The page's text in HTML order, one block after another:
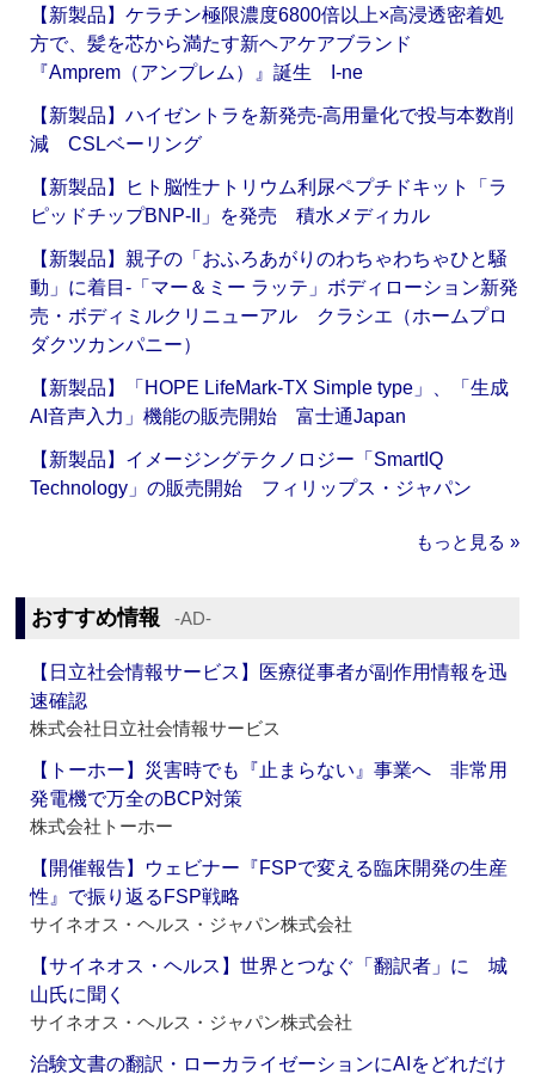
【新製品】ケラチン極限濃度6800倍以上×高浸透密着処
方で、髪を芯から満たす新ヘアケアブランド
『Amprem（アンプレム）』誕生 I-ne
【新製品】ハイゼントラを新発売‐高用量化で投与本数削
減 CSLベーリング
【新製品】ヒト脳性ナトリウム利尿ペプチドキット「ラ
ピッドチップBNP-II」を発売 積水メディカル
【新製品】親子の「おふろあがりのわちゃわちゃひと騒
動」に着目‐「マー＆ミー ラッテ」ボディローション新発
売・ボディミルクリニューアル クラシエ（ホームプロ
ダクツカンパニー）
【新製品】「HOPE LifeMark-TX Simple type」、「生成
AI音声入力」機能の販売開始 富士通Japan
【新製品】イメージングテクノロジー「SmartIQ
Technology」の販売開始 フィリップス・ジャパン
もっと見る »
おすすめ情報 ‐AD‐
【日立社会情報サービス】医療従事者が副作用情報を迅
速確認
株式会社日立社会情報サービス
【トーホー】災害時でも『止まらない』事業へ 非常用
発電機で万全のBCP対策
株式会社トーホー
【開催報告】ウェビナー『FSPで変える臨床開発の生産
性』で振り返るFSP戦略
サイネオス・ヘルス・ジャパン株式会社
【サイネオス・ヘルス】世界とつなぐ「翻訳者」に 城
山氏に聞く
サイネオス・ヘルス・ジャパン株式会社
治験文書の翻訳・ローカライゼーションにAIをどれだけ